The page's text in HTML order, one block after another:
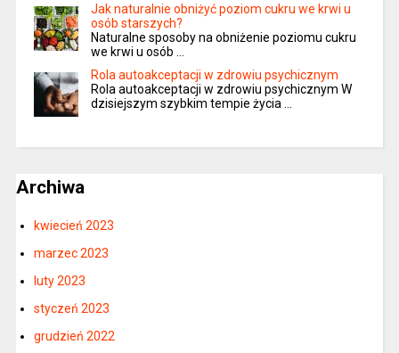
Jak naturalnie obniżyć poziom cukru we krwi u
osób starszych?
Naturalne sposoby na obniżenie poziomu cukru
we krwi u osób …
Rola autoakceptacji w zdrowiu psychicznym
Rola autoakceptacji w zdrowiu psychicznym W
dzisiejszym szybkim tempie życia …
Archiwa
kwiecień 2023
marzec 2023
luty 2023
styczeń 2023
grudzień 2022